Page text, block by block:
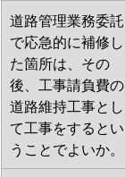
道路管理業務委託
で応急的に補修し
た箇所は、その
後、工事請負費の
道路維持工事とし
て工事をするとい
うことでよいか。